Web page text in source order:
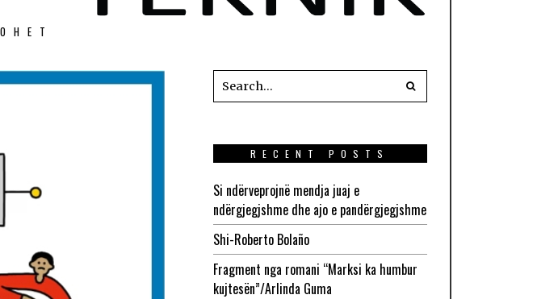
RECENT POSTS
Si ndërveprojnë mendja juaj e
ndërgjegjshme dhe ajo e pandërgjegjshme
Shi-Roberto Bolaño
Fragment nga romani “Marksi ka humbur
kujtesën”/Arlinda Guma